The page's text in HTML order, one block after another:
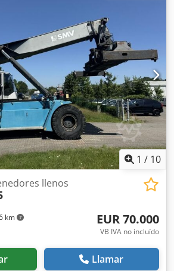
System for spreader and inner
iluminación, Kalmar DCF90-45ES de
– Rueda motriz: Neumática Tipo
Neumática Tamaño de rueda –
24 Dcodpfxoyuhrvs Al Dok Tamaño de
14.00-24
1 / 10
km
llenos
EUR 70.000
VB IVA no incluído
Llamar